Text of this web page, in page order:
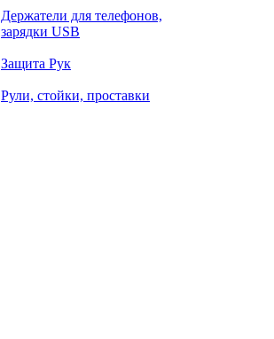
Держатели для телефонов,
зарядки USB
Защита Рук
Рули, стойки, проставки